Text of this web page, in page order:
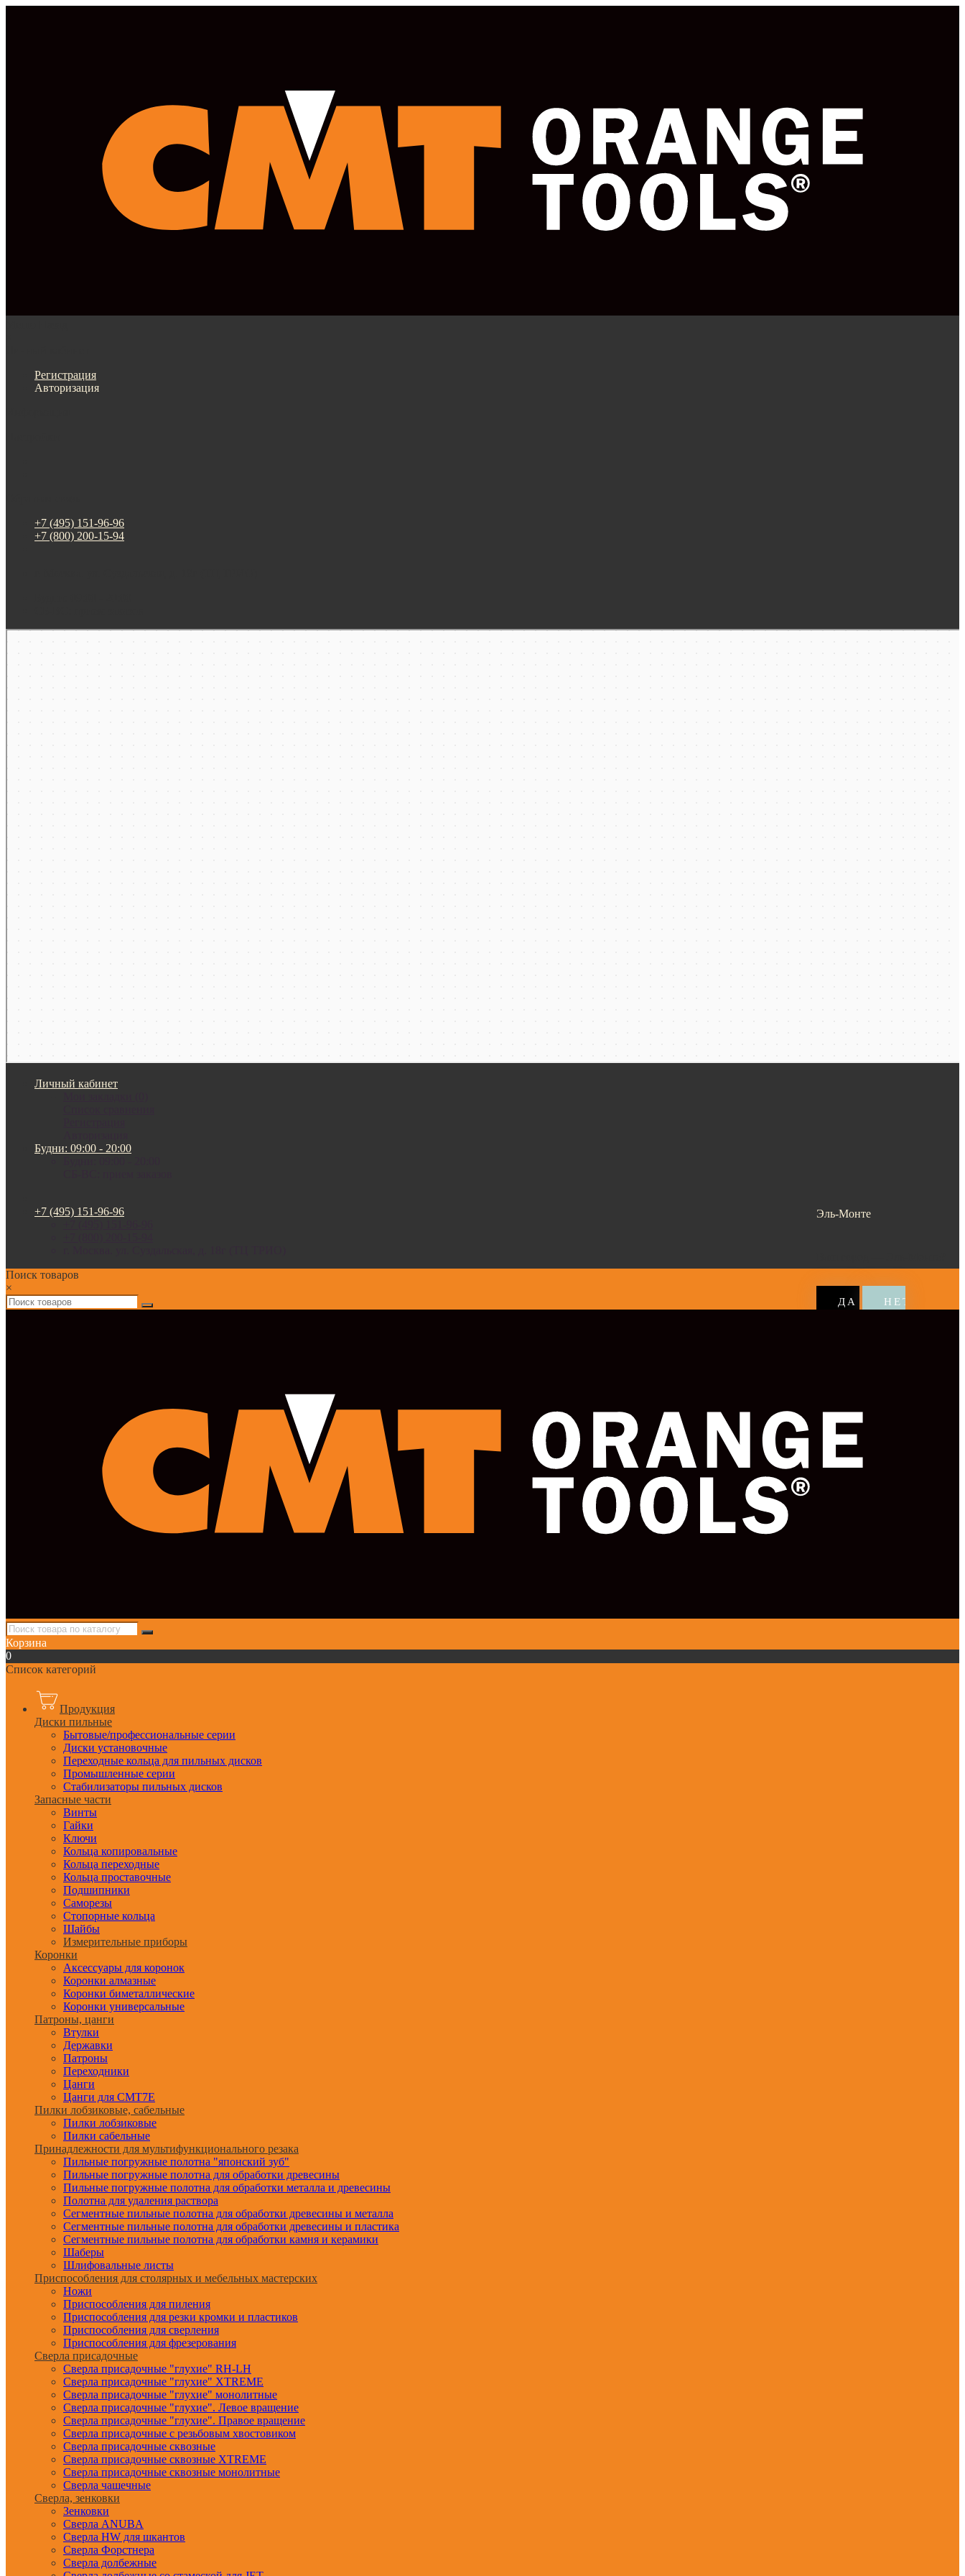
Регистрация
Авторизация
+7 (495) 151-96-96
+7 (800) 200-15-94
Москва
Личный кабинет
Будни: 09:00 - 20:00
Эль-Монте
+7 (495) 151-96-96
Поиск товаров
×
Корзина
0
Список категорий
Продукция
Диски пильные
Бытовые/профессиональные серии
Диски установочные
Переходные кольца для пильных дисков
Промышленные серии
Стабилизаторы пильных дисков
Запасные части
Винты
Гайки
Ключи
Кольца копировальные
Кольца переходные
Кольца проставочные
Подшипники
Саморезы
Стопорные кольца
Шайбы
Измерительные приборы
Коронки
Аксессуары для коронок
Коронки алмазные
Коронки биметаллические
Коронки универсальные
Патроны, цанги
Втулки
Державки
Патроны
Переходники
Цанги
Цанги для CMT7E
Пилки лобзиковые, сабельные
Пилки лобзиковые
Пилки сабельные
Принадлежности для мультифункционального резака
Пильные погружные полотна "японский зуб"
Пильные погружные полотна для обработки древесины
Пильные погружные полотна для обработки металла и древесины
Полотна для удаления раствора
Сегментные пильные полотна для обработки древесины и металла
Сегментные пильные полотна для обработки древесины и пластика
Сегментные пильные полотна для обработки камня и керамики
Шаберы
Шлифовальные листы
Приспособления для столярных и мебельных мастерских
Ножи
Приспособления для пиления
Приспособления для резки кромки и пластиков
Приспособления для сверления
Приспособления для фрезерования
Сверла присадочные
Сверла присадочные "глухие" RH-LH
Сверла присадочные "глухие" XTREME
Сверла присадочные "глухие" монолитные
Сверла присадочные "глухие". Левое вращение
Сверла присадочные "глухие". Правое вращение
Сверла присадочные с резьбовым хвостовиком
Сверла присадочные сквозные
Сверла присадочные сквозные XTREME
Сверла присадочные сквозные монолитные
Сверла чашечные
Сверла, зенковки
Зенковки
Сверла ANUBA
Сверла HW для шкантов
Сверла Форстнера
Сверла долбежные